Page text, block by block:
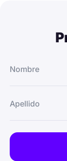
Nombre
Apellido